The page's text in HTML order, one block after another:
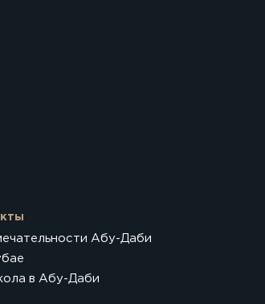
Абу-Даби
в Абу-Даби